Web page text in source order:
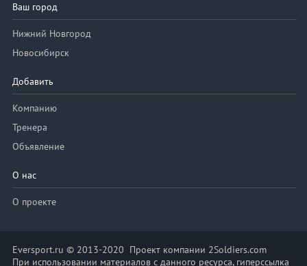
Ваш город
Нижний Новгород
Новосибирск
Добавить
Компанию
Тренера
Объявление
О нас
О проекте
Eversport.ru © 2013-2020 Проект компании 2Soldiers.com
При использовании материалов с данного ресурса, гиперссылка